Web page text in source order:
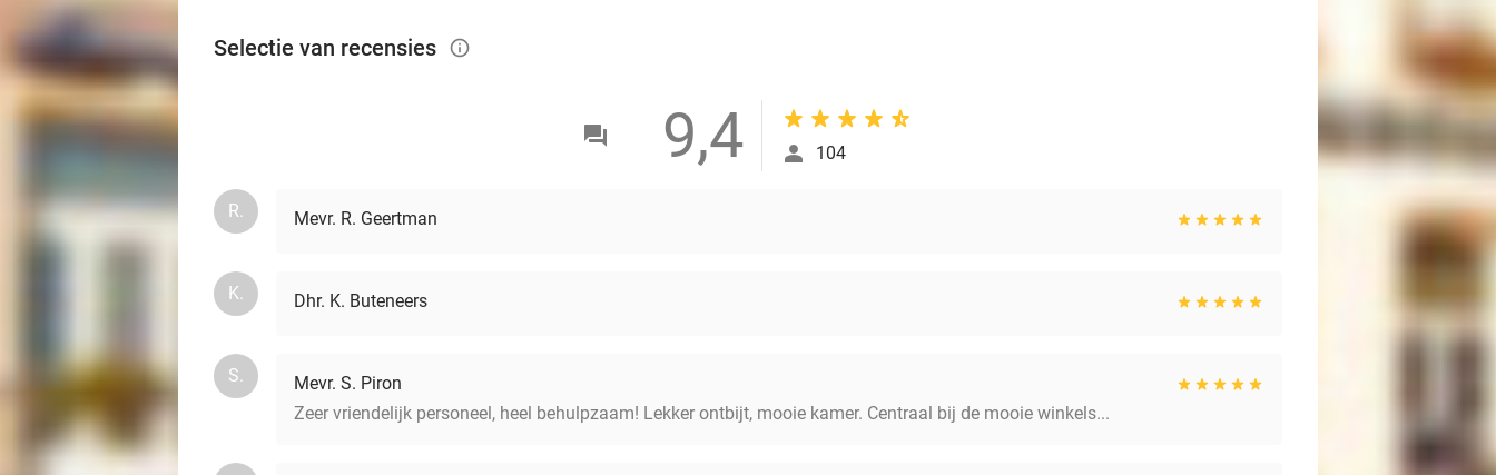
Selectie van recensies info_outlined
9,4 104
R. Mevr. R. Geertman
K. Dhr. K. Buteneers
S.
Mevr. S. Piron
Zeer vriendelijk personeel, heel behulpzaam! Lekker ontbijt, mooie kamer. Centraal bij de mooie winkels...